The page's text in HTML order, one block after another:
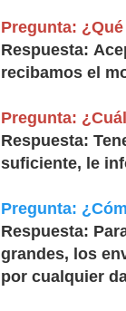
Pregunta:
Respuesta:
recibamos el
Pregunta:
Respuesta:
suficiente, le
Pregunta:
Respuesta:
grandes, los
por cualquier